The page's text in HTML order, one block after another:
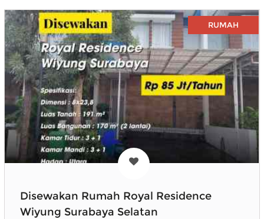
RUMAH
Disewakan Rumah Royal Residence
Wiyung Surabaya Selatan